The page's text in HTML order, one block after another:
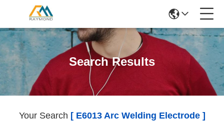
Search Results
Your Search [ E6013 Arc Welding Electrode ]